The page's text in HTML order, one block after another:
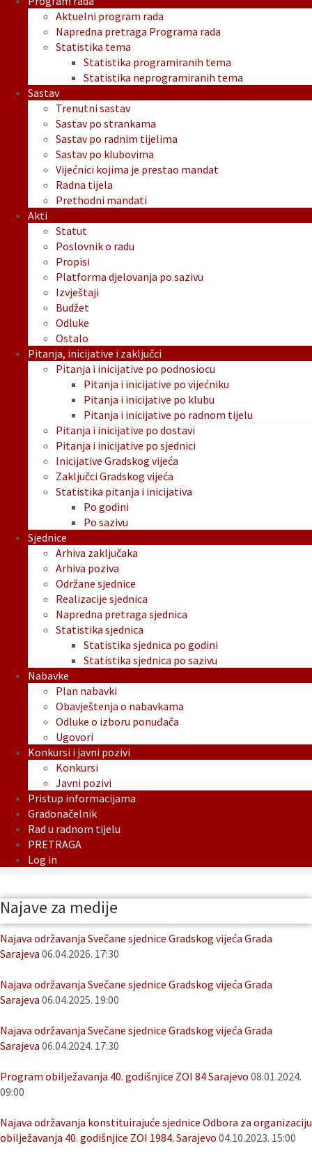
Aktuelni program rada
Napredna pretraga Programa rada
Statistika tema
Statistika programiranih tema
Statistika neprogramiranih tema
Sastav
Trenutni sastav
Sastav po strankama
Sastav po radnim tijelima
Sastav po klubovima
Vijećnici kojima je prestao mandat
Radna tijela
Prethodni mandati
Akti
Statut
Poslovnik o radu
Propisi
Platforma djelovanja po sazivu
Izvještaji
Budžet
Odluke
Ostalo
Pitanja, inicijative i zaključci
Pitanja i inicijative po podnosiocu
Pitanja i inicijative po vijećniku
Pitanja i inicijative po klubu
Pitanja i inicijative po radnom tijelu
Pitanja i inicijative po dostavi
Pitanja i inicijative po sjednici
Inicijative Gradskog vijeća
Zaključci Gradskog vijeća
Statistika pitanja i inicijativa
Po godini
Po sazivu
Sjednice
Arhiva zaključaka
Arhiva poziva
Održane sjednice
Realizacije sjednica
Napredna pretraga sjednica
Statistika sjednica
Statistika sjednica po godini
Statistika sjednica po sazivu
Nabavke
Plan nabavki
Obavještenja o nabavkama
Odluke o izboru ponuđača
Ugovori
Konkursi i javni pozivi
Konkursi
Javni pozivi
Pristup informacijama
Gradonačelnik
Rad u radnom tijelu
PRETRAGA
Log in
Najave za medije
Najava održavanja Svečane sjednice Gradskog vijeća Grada
Sarajeva 06.04.2026. 17:30
Najava održavanja Svečane sjednice Gradskog vijeća Grada
Sarajeva 06.04.2025. 19:00
Najava održavanja Svečane sjednice Gradskog vijeća Grada
Sarajeva 06.04.2024. 17:30
Program obilježavanja 40. godišnjice ZOI 84 Sarajevo 08.01.2024.
09:00
Najava održavanja konstituirajuće sjednice Odbora za organizaciju
obilježavanja 40. godišnjice ZOI 1984. Sarajevo 04.10.2023. 15:00